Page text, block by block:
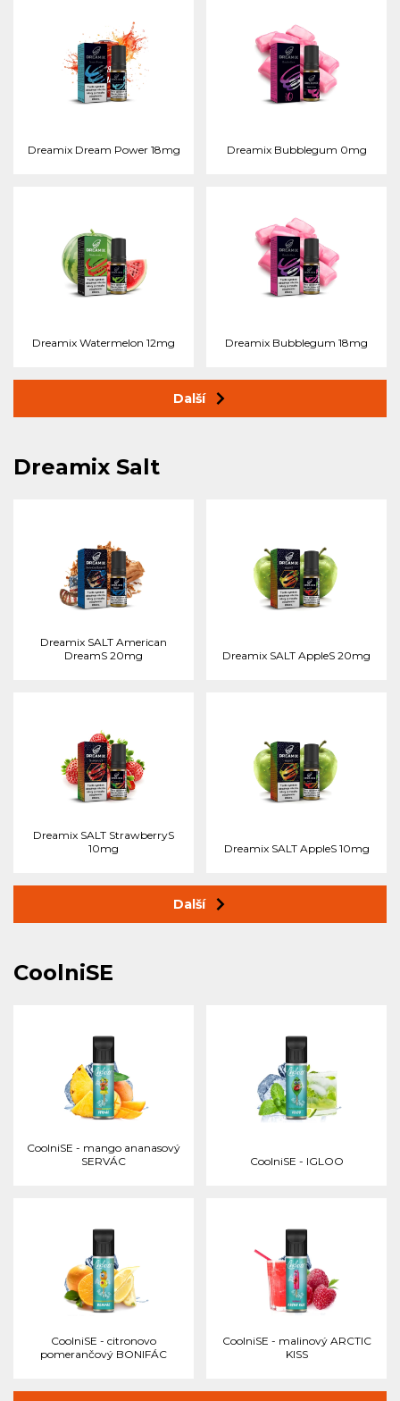
Dreamix Dream Power 18mg Dreamix Bubblegum 0mg
Dreamix Watermelon 12mg Dreamix Bubblegum 18mg
Další
Dreamix Salt
Dreamix SALT American
DreamS 20mg
Dreamix SALT AppleS 20mg
Dreamix SALT StrawberryS
10mg
Dreamix SALT AppleS 10mg
Další
CoolniSE
CoolniSE - mango ananasový
SERVÁC
CoolniSE - IGLOO
CoolniSE - citronovo
pomerančový BONIFÁC
CoolniSE - malinový ARCTIC
KISS